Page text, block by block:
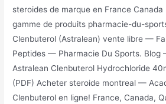
steroides de marque en France Canada
gamme de produits pharmacie-du-
Clenbuterol (Astralean) vente libre —
Peptides — Pharmacie Du Sports. Blog
Astralean Clenbuterol Hydrochloride
(PDF) Acheter steroide montreal —
Clenbuterol en ligne! France, Canada,